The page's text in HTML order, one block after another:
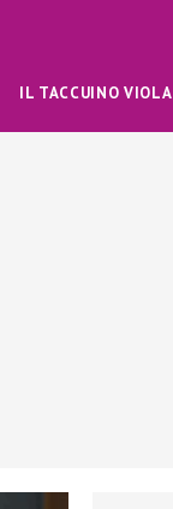
IL TACCUINO VIOLA